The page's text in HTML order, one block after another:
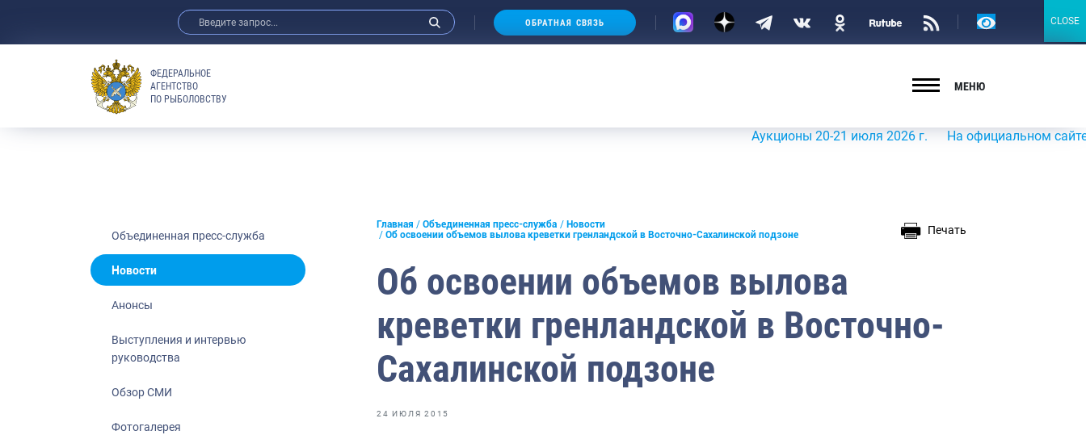
Анонсы
Отраслевые СМИ
Выставки и конференции
Рыбоохрана России
Отрасль в цифрах
Большая африканская экспедиция
ОБРАТНАЯ СВЯЗЬ
Версия
ФЕДЕРАЛЬНОЕ
АГЕНТСТВО
ПО РЫБОЛОВСТВУ
МЕНЮ
Аукционы 20-21 июля 2026 г. На официальном сайте
Объединенная пресс-служба
Новости
Анонсы
Выступления и интервью
руководства
Обзор СМИ
Фотогалерея
Главная Объединенная пресс-служба
Новости
Об освоении объемов вылова креветки гренландской в Восточно-Сахалинской подзоне
Печать
Об освоении объемов вылова
креветки гренландской в Восточно-
Сахалинской подзоне
24 ИЮЛЯ 2015
CLOSE
CLOSE